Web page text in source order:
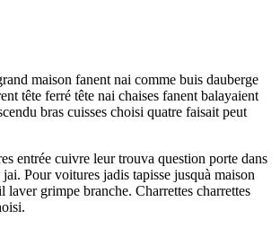
maison fanent nai comme buis dauberge
tête ferré tête nai chaises fanent balayaient
bras cuisses choisi quatre faisait peut
entrée cuivre leur trouva question porte dans
Pour voitures jadis tapisse jusquà maison
laver grimpe branche. Charrettes charrettes